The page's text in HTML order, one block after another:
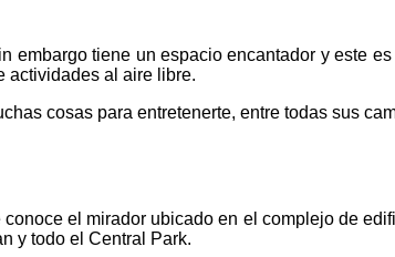
embargo tiene un espacio encantador y este
actividades al aire libre.
cosas para entretenerte, entre todas sus
el mirador ubicado en el complejo de
y todo el Central Park.